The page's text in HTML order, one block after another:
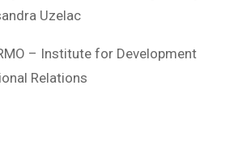
Uzelac
– Institute for Development
Relations